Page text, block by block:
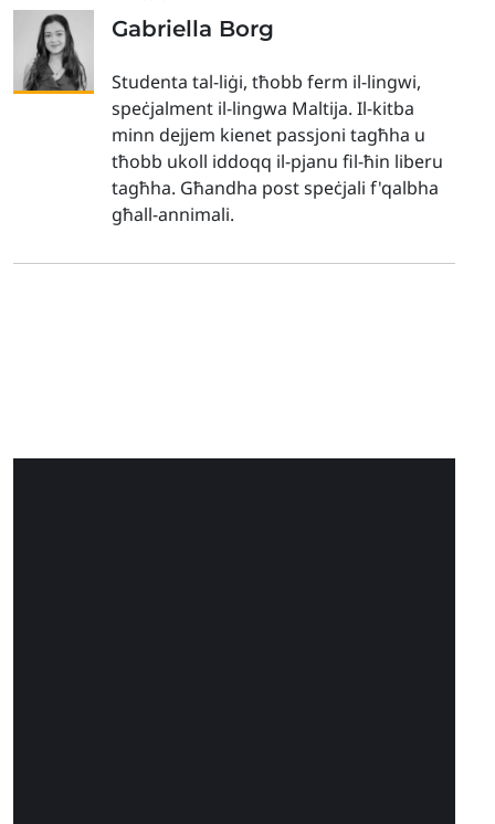
Gabriella Borg
Studenta tal-liġi, tħobb ferm il-lingwi,
speċjalment il-lingwa Maltija. Il-kitba
minn dejjem kienet passjoni tagħha u
tħobb ukoll iddoqq il-pjanu fil-ħin liberu
tagħha. Għandha post speċjali f'qalbha
għall-annimali.